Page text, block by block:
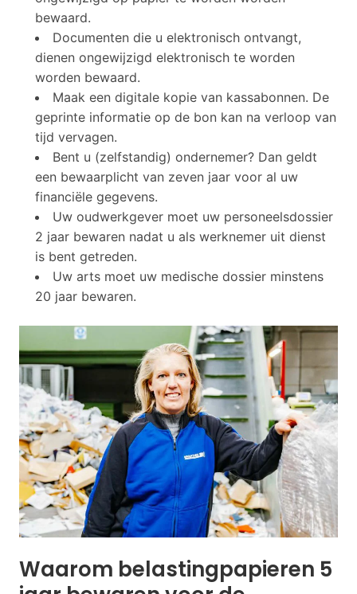
bewaard.
Documenten die u elektronisch ontvangt,
dienen ongewijzigd elektronisch te worden
worden bewaard.
Maak een digitale kopie van kassabonnen. De
geprinte informatie op de bon kan na verloop van
tijd vervagen.
Bent u (zelfstandig) ondernemer? Dan geldt
een bewaarplicht van zeven jaar voor al uw
financiële gegevens.
Uw oudwerkgever moet uw personeelsdossier
2 jaar bewaren nadat u als werknemer uit dienst
is bent getreden.
Uw arts moet uw medische dossier minstens
20 jaar bewaren.
Waarom belastingpapieren 5